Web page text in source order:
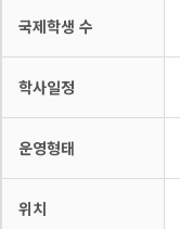
국제학생 수
학사일정
운영형태
위치